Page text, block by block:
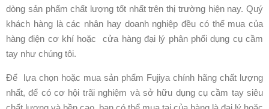
dòng sản phẩm chất lượng tốt nhất trên thị trường hiện nay. Quý
khách hàng là các nhân hay doanh nghiệp đều có thể mua của
hàng điện cơ khí hoặc cửa hàng đại lý phân phối dụng cụ cầm
tay như chúng tôi.
Để lựa chọn hoặc mua sản phẩm Fujiya chính hãng chất lượng
nhất, để có cơ hội trãi nghiệm và sở hữu dụng cụ cầm tay siêu